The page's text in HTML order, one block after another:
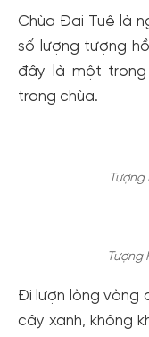
Chùa Đại Tuệ là
số lượng tượng
đây là một
trong chùa.
Tượng
Tượng
Đi lượn lòng vòng
cây xanh, không